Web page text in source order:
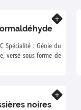
Spécialité : Génie du
versé sous forme de
noires